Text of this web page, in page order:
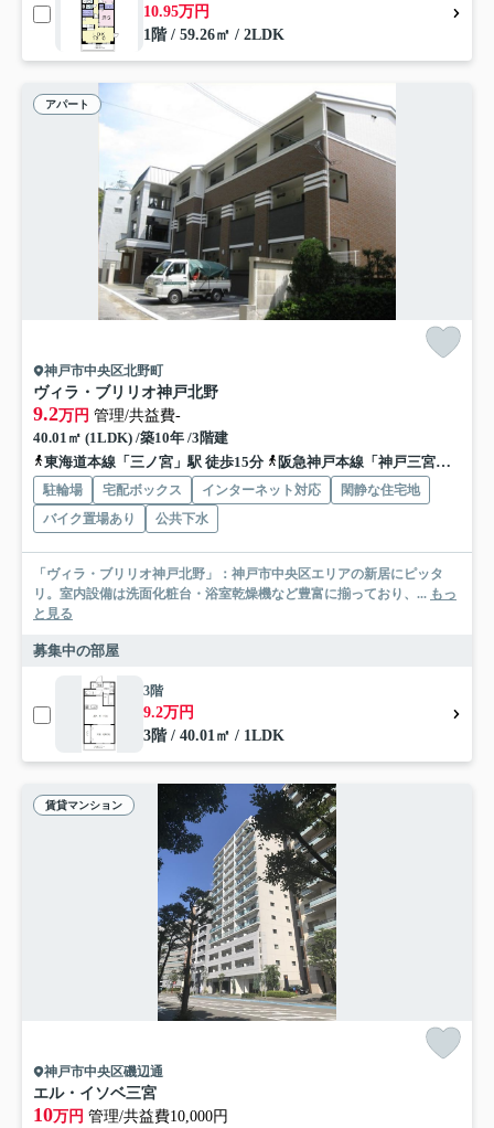
10.95万円
1階 / 59.26㎡ / 2LDK
アパート
神戸市中央区北野町
ヴィラ・ブリリオ神戸北野
9.2万円 管理/共益費-
40.01㎡ (1LDK) /築10年 /3階建
東海道本線「三ノ宮」駅 徒歩15分
阪急神戸本線「神戸三宮」駅 徒歩15分
駐輪場 宅配ボックス インターネット対応
閑静な住宅地
バイク置場あり
公共下水
「ヴィラ・ブリリオ神戸北野」：神戸市中央区エリアの新居にピッタ
リ。室内設備は洗面化粧台・浴室乾燥機など豊富に揃っており、... もっ
と見る
募集中の部屋
3階
9.2万円
3階 / 40.01㎡ / 1LDK
賃貸マンション
神戸市中央区磯辺通
エル・イソベ三宮
10万円 管理/共益費10,000円